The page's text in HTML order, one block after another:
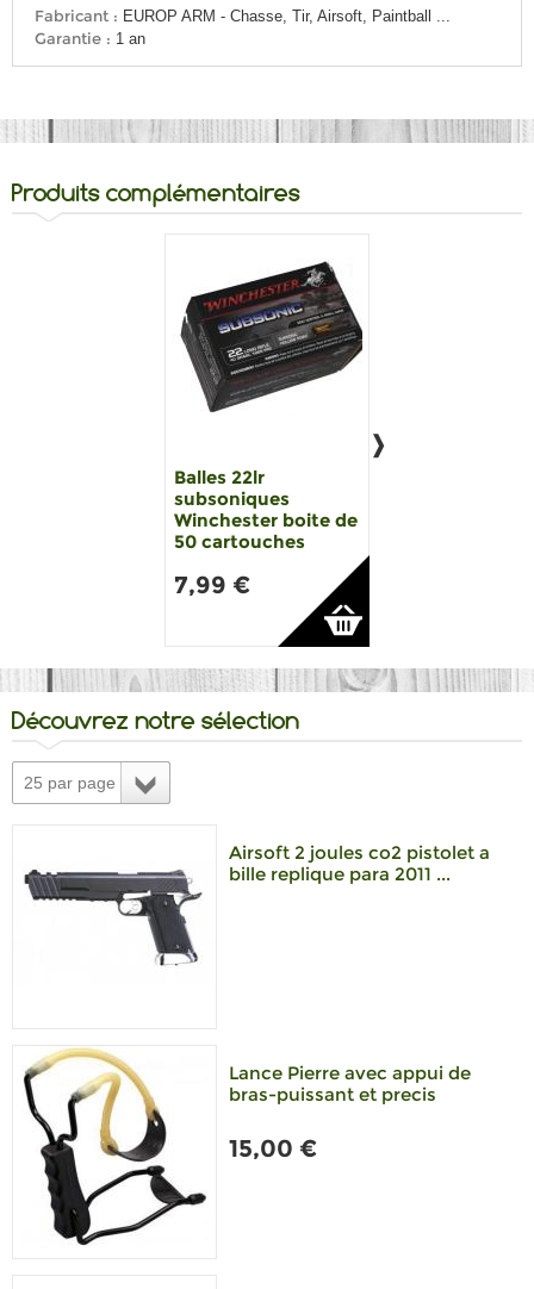
Fabricant : EUROP ARM - Chasse, Tir, Airsoft, Paintball ...
Garantie : 1 an
Produits complémentaires
Balles 22lr
subsoniques
Winchester boite de
50 cartouches
7,99 €
Découvrez notre sélection
25 par page
Airsoft 2 joules co2 pistolet a
bille replique para 2011 ...
Lance Pierre avec appui de
bras-puissant et precis
15,00 €